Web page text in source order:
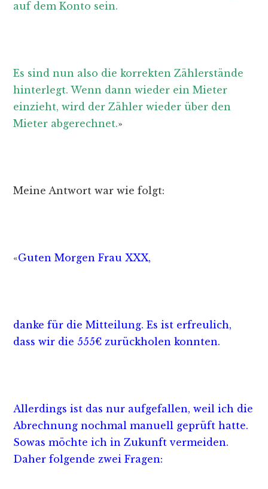
auf dem Konto sein.
Es sind nun also die korrekten Zählerstände
hinterlegt. Wenn dann wieder ein Mieter
einzieht, wird der Zähler wieder über den
Mieter abgerechnet.»
Meine Antwort war wie folgt:
«Guten Morgen Frau XXX,
danke für die Mitteilung. Es ist erfreulich,
dass wir die 555€ zurückholen konnten.
Allerdings ist das nur aufgefallen, weil ich die
Abrechnung nochmal manuell geprüft hatte.
Sowas möchte ich in Zukunft vermeiden.
Daher folgende zwei Fragen: